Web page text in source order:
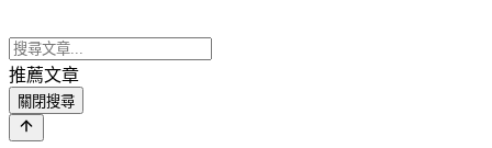
推薦文章
關閉搜尋